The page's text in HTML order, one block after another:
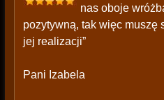
nas oboje
pozytywną, tak więc muszę
jej realizacji”
Pani Izabela